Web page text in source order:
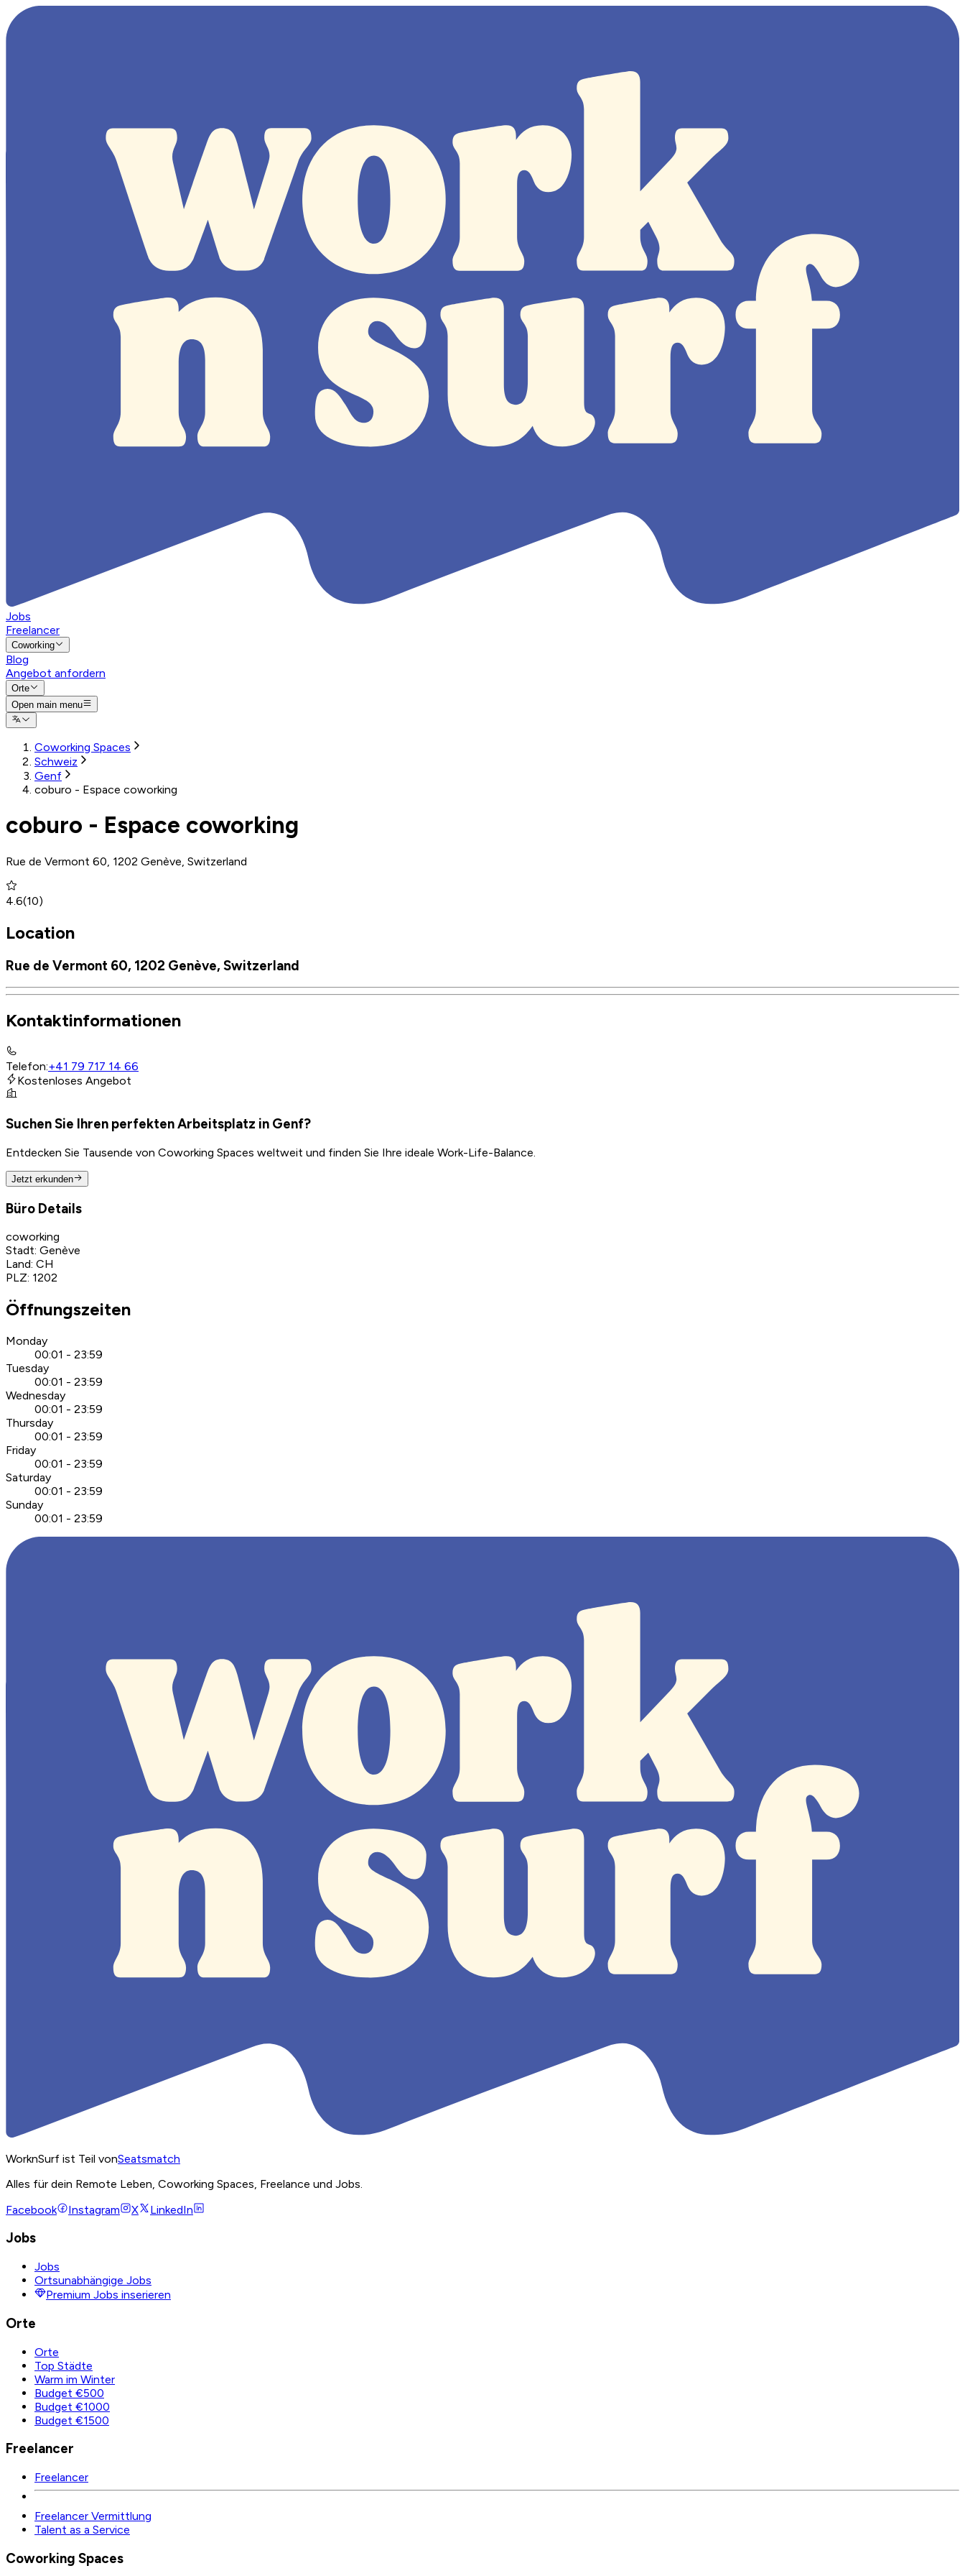
Jobs
Freelancer
Coworking
Blog
Angebot anfordern
Orte
Open main menu
Coworking Spaces
Schweiz
Genf
coburo - Espace coworking
coburo - Espace coworking
Rue de Vermont 60, 1202 Genève, Switzerland
4.6(10)
Location
Rue de Vermont 60, 1202 Genève, Switzerland
Kontaktinformationen
Telefon:+41 79 717 14 66
Kostenloses Angebot
Suchen Sie Ihren perfekten Arbeitsplatz in Genf?
Entdecken Sie Tausende von Coworking Spaces weltweit und finden Sie Ihre ideale Work-Life-Balance.
Jetzt erkunden
Büro Details
coworking
Stadt: Genève
Land: CH
PLZ: 1202
Öffnungszeiten
Monday
00:01 - 23:59
Tuesday
00:01 - 23:59
Wednesday
00:01 - 23:59
Thursday
00:01 - 23:59
Friday
00:01 - 23:59
Saturday
00:01 - 23:59
Sunday
00:01 - 23:59
WorknSurf ist Teil vonSeatsmatch
Alles für dein Remote Leben, Coworking Spaces, Freelance und Jobs.
Facebook
Instagram X LinkedIn
Jobs
Jobs
Ortsunabhängige Jobs
Premium Jobs inserieren
Orte
Orte
Top Städte
Warm im Winter
Budget €500
Budget €1000
Budget €1500
Freelancer
Freelancer
Freelancer Vermittlung
Talent as a Service
Coworking Spaces